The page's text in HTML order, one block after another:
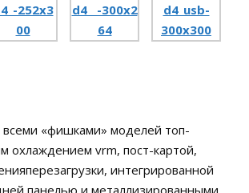
всеми «фишками» моделей топ-
охлаждением vrm, пост-картой,
интегрированной